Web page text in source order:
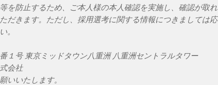
を防止するため、ご本人様の本人確認を実施し、確認が取れ
だきます。ただし、採用選考に関する情報につきましては応
。
１号 東京ミッドタウン八重洲 八重洲セントラルタワー
会社
いいたします。